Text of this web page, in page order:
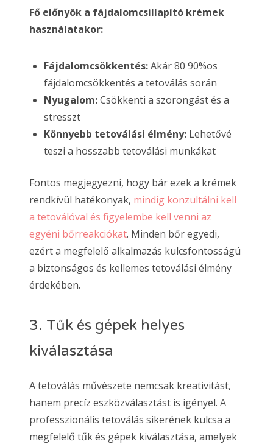
Fő előnyök a fájdalomcsillapító krémek
használatakor:
Fájdalomcsökkentés:Akár 80 90%os
fájdalomcsökkentés a tetoválás során
Nyugalom:Csökkenti a szorongást és a
stresszt
Könnyebb tetoválási élmény: Lehetővé
teszi a hosszabb tetoválási munkákat
Fontos megjegyezni, hogy bár ezek a krémek
rendkívül hatékonyak, mindig konzultálni kell
a tetoválóval és figyelembe kell venni az
egyéni bőrreakciókat. Minden bőr egyedi,
ezért a megfelelő alkalmazás kulcsfontosságú
a biztonságos és kellemes tetoválási élmény
érdekében.
3. Tűk és gépek helyes
kiválasztása
A tetoválás művészete nemcsak kreativitást,
hanem precíz eszközválasztást is igényel. A
professzionális tetoválás sikerének kulcsa a
megfelelő tűk és gépek kiválasztása, amelyek